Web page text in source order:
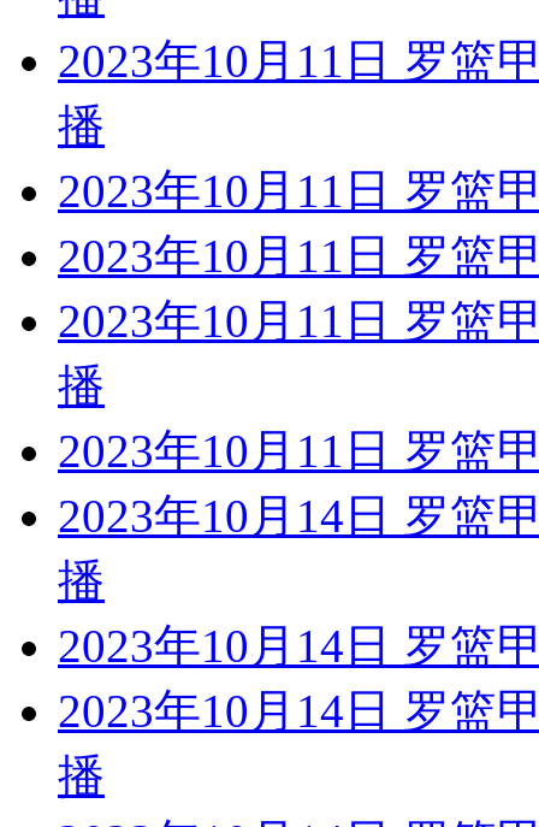
2023年10月11日 罗篮
播
2023年10月11日 罗篮
2023年10月11日 罗篮
2023年10月11日 罗篮
播
2023年10月11日 罗篮
2023年10月14日 罗篮
播
2023年10月14日 罗篮
2023年10月14日 罗篮
播